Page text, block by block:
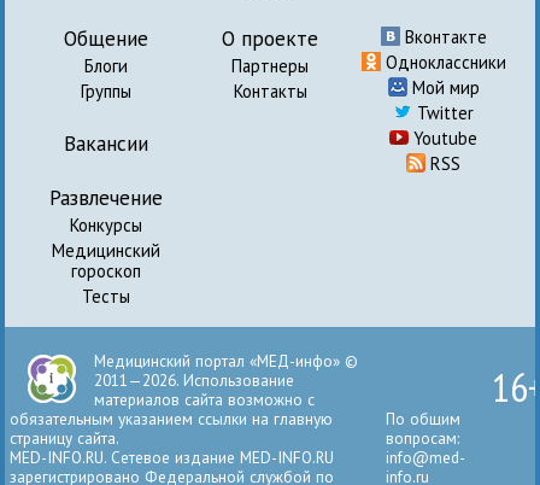
Общение
Блоги
Группы
Вакансии
Развлечение
Конкурсы
Медицинский
гороскоп
Тесты
О проекте
Партнеры
Контакты
Вконтакте
Одноклассники
Мой мир
Twitter
Youtube
RSS
Медицинский портал «МЕД-инфо» ©
2011—2026. Использование
материалов сайта возможно с
обязательным указанием ссылки на главную
страницу сайта.
MED-INFO.RU. Сетевое издание MED-INFO.RU
зарегистрировано Федеральной службой по
По общим
вопросам:
info@med-
info.ru